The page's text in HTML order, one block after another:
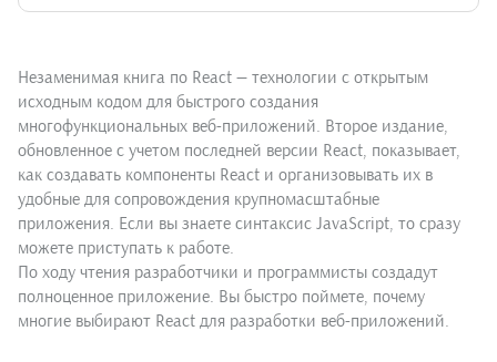
Незаменимая книга по React — технологии с открытым
исходным кодом для быстрого создания
многофункциональных веб-приложений. Второе издание,
обновленное с учетом последней версии React, показывает,
как создавать компоненты React и организовывать их в
удобные для сопровождения крупномасштабные
приложения. Если вы знаете синтаксис JavaScript, то сразу
можете приступать к работе.
По ходу чтения разработчики и программисты создадут
полноценное приложение. Вы быстро поймете, почему
многие выбирают React для разработки веб-приложений.